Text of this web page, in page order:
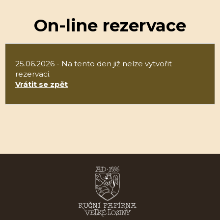
On-line rezervace
25.06.2026 - Na tento den již nelze vytvořit
rezervaci.
Vrátit se zpět